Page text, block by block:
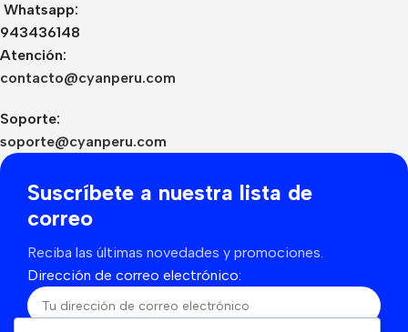
Whatsapp:
943436148
Atención:
contacto@cyanperu.com
Soporte:
soporte@cyanperu.com
Suscríbete a nuestra lista de
correo
Reciba las últimas novedades y promociones.
Dirección de correo electrónico: